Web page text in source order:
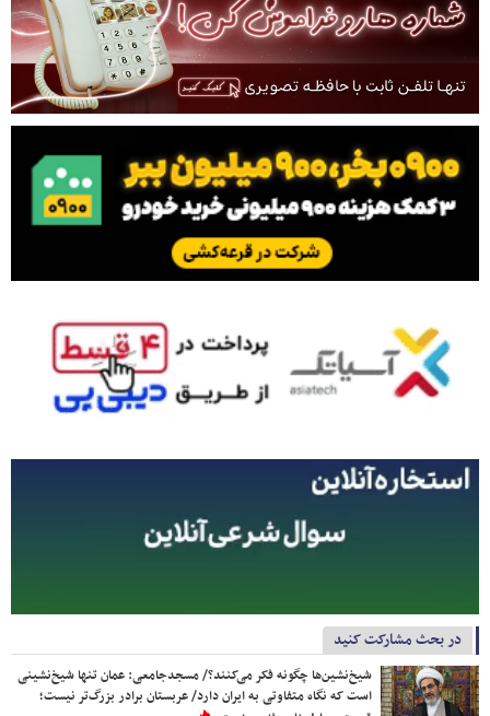
در بحث مشارکت کنید
شیخ‌نشین‌ها چگونه فکر می‌کنند؟/ مسجدجامعی: عمان تنها شیخ‌نشینی
است که نگاه متفاوتی به ایران دارد/ عربستان برادر بزرگ‌تر نیست؛